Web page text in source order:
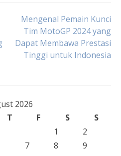
Mengenal Pemain Kunci
Tim MotoGP 2024 yang
Dapat Membawa Prestasi
Tinggi untuk Indonesia
2026
T F S
S
1
2
7 8
9